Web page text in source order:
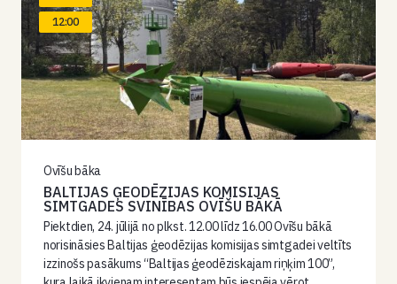
12:00
Ovīšu bāka
BALTIJAS ĢEODĒZIJAS KOMISIJAS
SIMTGADES SVINĪBAS OVĪŠU BĀKĀ
Piektdien, 24. jūlijā no plkst. 12.00 līdz 16.00 Ovīšu bākā
norisināsies Baltijas ģeodēzijas komisijas simtgadei veltīts
izzinošs pasākums “Baltijas ģeodēziskajam riņķim 100”,